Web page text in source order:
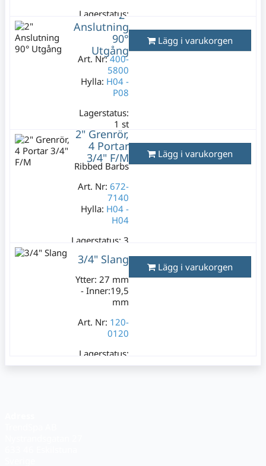
Lagerstatus:
3 m
199 kr
Varav moms:
39,80 kr
2"
Anslutning
90°
Utgång
Art. Nr:400-
5800
Hylla: H04 -
P08
Lagerstatus:
1 st
199 kr
Varav moms:
39,80 kr
Lägg i varukorgen
2" Grenrör,
4 Portar
3/4" F/M
Ribbed Barbs
Art. Nr:672-
7140
Hylla: H04 -
H04
Lagerstatus: 3
199 kr
Varav moms:
39,80 kr
Lägg i varukorgen
3/4" Slang
Ytter: 27 mm
- Inner:19,5
mm
Art. Nr: 120-
0120
Lagerstatus:
3 m
Lägg i varukorgen